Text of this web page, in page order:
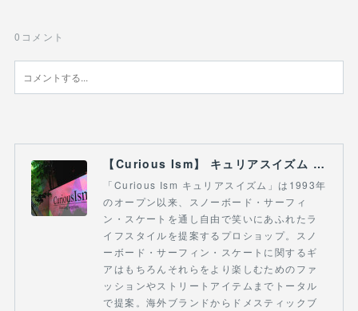
0 コメント
【Curious Ism】 キュリアスイズム l スノーボードショップ サーフショップ 福島県 会津若松市 郡山市 通販
「Curious Ism キュリアスイズム」は1993年
のオープン以来、スノーボード・サーフィ
ン・スケートを通し自由で笑いにあふれたラ
イフスタイルを提案するプロショップ。スノ
ーボード・サーフィン・スケートに関するギ
アはもちろんそれらをより楽しむためのファ
ッションやストリートアイテムまでトータル
で提案。海外ブランドからドメスティックブ